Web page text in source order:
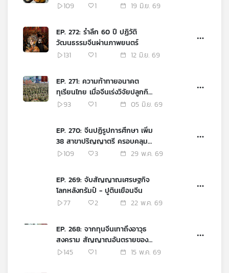
109
1 19 มิ.ย. 69
EP. 272: รำลึก 60 ปี ปฏิวัติ
วัฒนธรรมจีนผ่านภาพยนตร์
131
1 12 มิ.ย. 69
EP. 271: ความท้าทายอนาคต
ทุเรียนไทย เมื่อจีนเร่งวิจัยปลูกกิน
เอง93 1 05 มิ.ย. 69
EP. 270: จีนปฏิรูปการศึกษา เพิ่ม
38 สาขาปริญญาตรี ครอบคลุม
AI มุ่งสร้างคนตอบโจทย์109 3 29 พ.ค. 69
EP. 269: จับสัญญาณเศรษฐกิจ
โลกหลังทรัมป์ - ปูตินเยือนจีน
77
2 22 พ.ค. 69
EP. 268: จากทุนจีนเทาถึงอาวุธ
สงคราม สัญญาณอันตรายของ
อาชญากรรมข้ามชาติในไทย
145 1 15 พ.ค. 69